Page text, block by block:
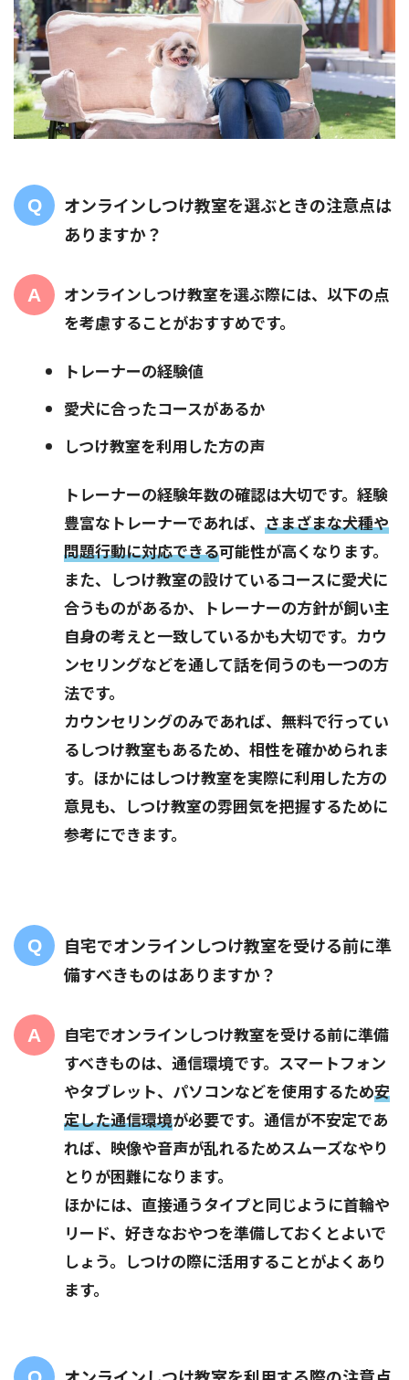
オンラインしつけ教室を選ぶときの注意点は
ありますか？
オンラインしつけ教室を選ぶ際には、以下の点
を考慮することがおすすめです。
トレーナーの経験値
愛犬に合ったコースがあるか
しつけ教室を利用した方の声
トレーナーの経験年数の確認は大切です。経験
豊富なトレーナーであれば、 さまざまな犬種や
問題行動に対応できる可能性が高くなります。
また、しつけ教室の設けているコースに愛犬に
合うものがあるか、トレーナーの方針が飼い主
自身の考えと一致しているかも大切です。カウ
ンセリングなどを通して話を伺うのも一つの方
法です。
カウンセリングのみであれば、無料で行ってい
るしつけ教室もあるため、相性を確かめられま
す。ほかにはしつけ教室を実際に利用した方の
意見も、しつけ教室の雰囲気を把握するために
参考にできます。
自宅でオンラインしつけ教室を受ける前に準
備すべきものはありますか？
自宅でオンラインしつけ教室を受ける前に準備
すべきものは、通信環境です。スマートフォン
やタブレット、パソコンなどを使用するため安
定した通信環境が必要です。通信が不安定であ
れば、映像や音声が乱れるためスムーズなやり
とりが困難になります。
ほかには、直接通うタイプと同じように首輪や
リード、好きなおやつを準備しておくとよいで
しょう。しつけの際に活用することがよくあり
ます。